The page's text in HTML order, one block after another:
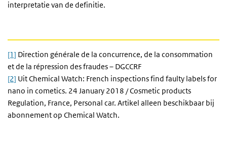
interpretatie van de definitie.
[1] Direction générale de la concurrence, de la consommation
et de la répression des fraudes – DGCCRF
[2] Uit Chemical Watch: French inspections find faulty labels for
nano in cometics. 24 January 2018 / Cosmetic products
Regulation, France, Personal car. Artikel alleen beschikbaar bij
abonnement op Chemical Watch.